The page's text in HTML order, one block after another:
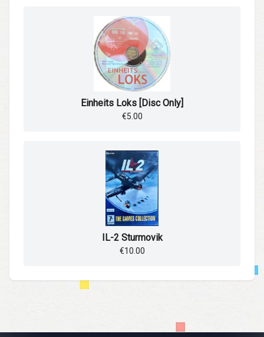
Einheits Loks [Disc Only]
€5.00
IL-2 Sturmovik
€10.00